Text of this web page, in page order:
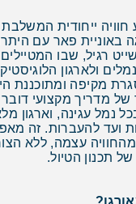
חוויה ייחודית
באוניית פאר עם
רגיל, שבו
ולארגון
מקיפה ומתוכננת
של מדריך מקצועי
נמל עגינה, וארגון
ועד להעברות. זה
עצמה, ללא
תכנון הטיול.